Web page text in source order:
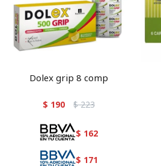
Dolex grip 8 comp
$ 190 $ 223
$ 162
$ 171